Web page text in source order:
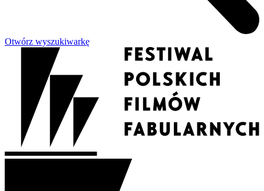
Otwórz wyszukiwarkę